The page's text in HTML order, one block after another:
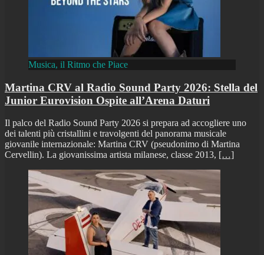
Musica, il Ritmo che Piace
Martina CRV al Radio Sound Party 2026: Stella del
Junior Eurovision Ospite all’Arena Daturi
Il palco del Radio Sound Party 2026 si prepara ad accogliere uno
dei talenti più cristallini e travolgenti del panorama musicale
giovanile internazionale: Martina CRV (pseudonimo di Martina
Cervellin). La giovanissima artista milanese, classe 2013, […]